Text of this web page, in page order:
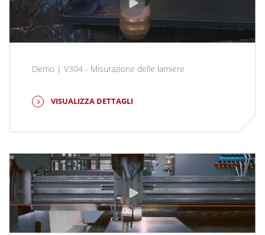
Demo | V304 - Misurazione delle lamiere
VISUALIZZA DETTAGLI